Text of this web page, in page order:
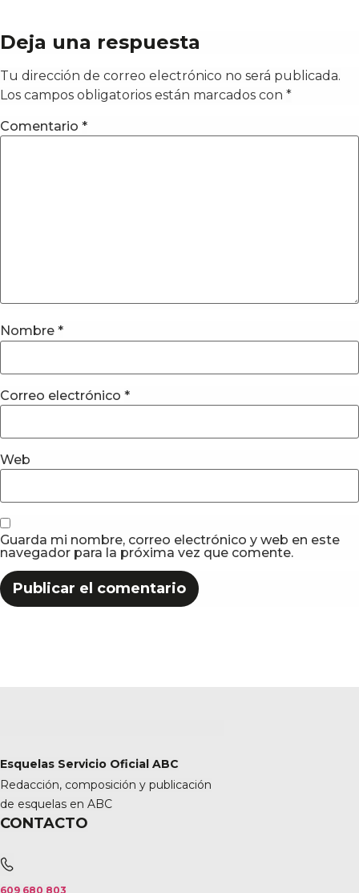
Deja una respuesta
Tu dirección de correo electrónico no será publicada.
Los campos obligatorios están marcados con *
Comentario *
Nombre *
Correo electrónico *
Web
Guarda mi nombre, correo electrónico y web en este
navegador para la próxima vez que comente.
Esquelas Servicio Oficial ABC
Redacción, composición y publicación
de esquelas en ABC
CONTACTO
609 680 803